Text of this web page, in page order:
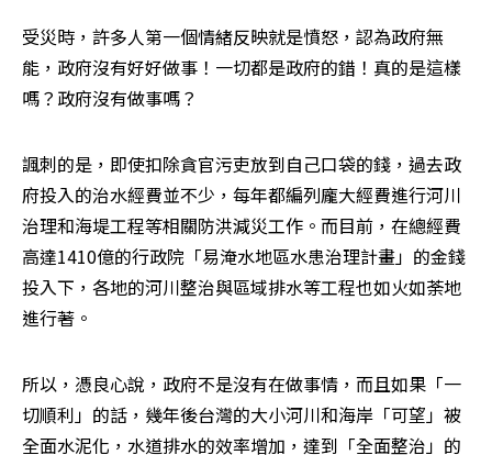
受災時，許多人第一個情緒反映就是憤怒，認為政府無
能，政府沒有好好做事！一切都是政府的錯！真的是這樣
嗎？政府沒有做事嗎？
諷刺的是，即使扣除貪官污吏放到自己口袋的錢，過去政
府投入的治水經費並不少，每年都編列龐大經費進行河川
治理和海堤工程等相關防洪減災工作。而目前，在總經費
高達1410億的行政院「易淹水地區水患治理計畫」的金錢
投入下，各地的河川整治與區域排水等工程也如火如荼地
進行著。
所以，憑良心說，政府不是沒有在做事情，而且如果「一
切順利」的話，幾年後台灣的大小河川和海岸「可望」被
全面水泥化，水道排水的效率增加，達到「全面整治」的